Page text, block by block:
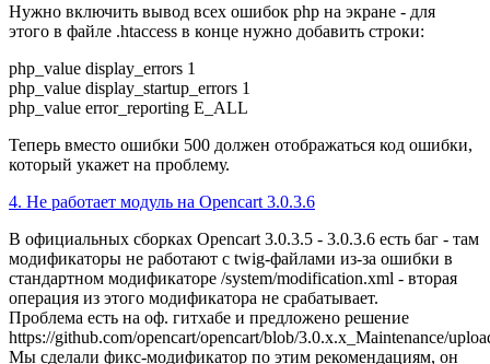
Нужно включить вывод всех ошибок php на экране - для
этого в файле .htaccess в конце нужно добавить строки:
php_value display_errors 1
php_value display_startup_errors 1
php_value error_reporting E_ALL
Теперь вместо ошибки 500 должен отображаться код ошибки,
который укажет на проблему.
4. Не работает модуль на Opencart 3.0.3.6
В официальных сборках Opencart 3.0.3.5 - 3.0.3.6 есть баг - там
модификаторы не работают с twig-файлами из-за ошибки в
стандартном модификаторе /system/modification.xml - вторая
операция из этого модификатора не срабатывает.
Проблема есть на оф. гитхабе и предложено решение
https://github.com/opencart/opencart/blob/3.0.x.x_Maintenance/
Мы сделали фикс-модификатор по этим рекомендациям, он